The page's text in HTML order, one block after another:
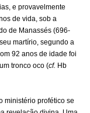
, e provavelmente
de vida, sob a
de Manassés (696-
martírio, segundo a
92 anos de idade foi
tronco oco (cf. Hb
ministério profético se